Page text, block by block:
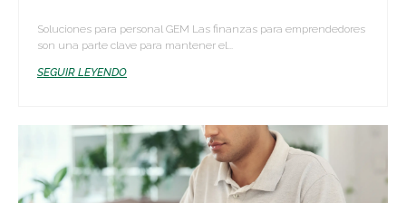
Soluciones para personal GEM Las finanzas para emprendedores
son una parte clave para mantener el...
SEGUIR LEYENDO